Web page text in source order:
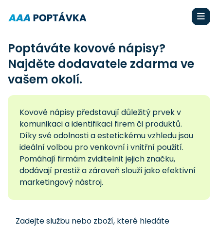
Poptáváte kovové nápisy?
Najděte dodavatele zdarma ve
vašem okolí.
Kovové nápisy představují důležitý prvek v
komunikaci a identifikaci firem či produktů.
Díky své odolnosti a estetickému vzhledu jsou
ideální volbou pro venkovní i vnitřní použití.
Pomáhají firmám zviditelnit jejich značku,
dodávají prestiž a zároveň slouží jako efektivní
marketingový nástroj.
Zadejte službu nebo zboží, které hledáte